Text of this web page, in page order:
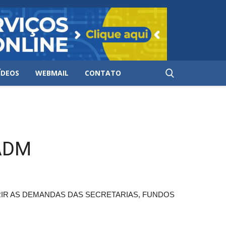
WEBMAIL CONTATO
AS DEMANDAS DAS SECRETARIAS, FUNDOS